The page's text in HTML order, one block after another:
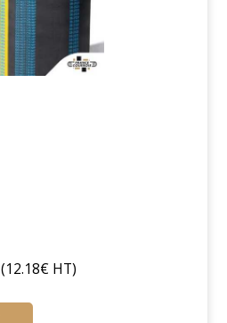
(12.18€ HT)